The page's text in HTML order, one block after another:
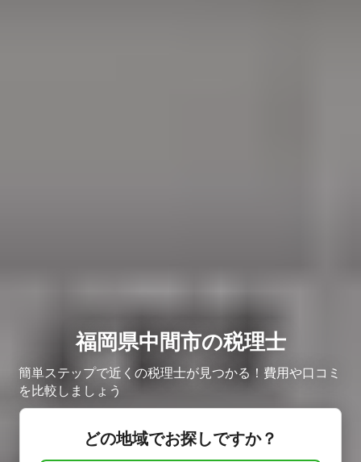
福岡県中間市の税理士
簡単ステップで近くの税理士が見つかる！費用や口コミ
を比較しましょう
どの地域でお探しですか？